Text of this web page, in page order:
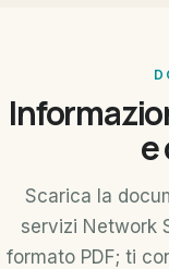
e
Scarica la
servizi Network
formato PDF; ti